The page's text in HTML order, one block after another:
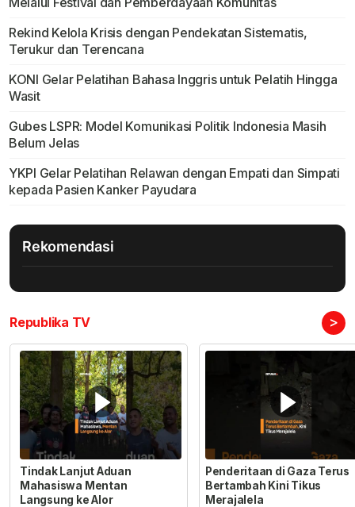
Rekind Kelola Krisis dengan Pendekatan Sistematis,
Terukur dan Terencana
KONI Gelar Pelatihan Bahasa Inggris untuk Pelatih Hingga
Wasit
Gubes LSPR: Model Komunikasi Politik Indonesia Masih
Belum Jelas
YKPI Gelar Pelatihan Relawan dengan Empati dan Simpati
kepada Pasien Kanker Payudara
Rekomendasi
Republika TV >
Tindak Lanjut Aduan
Mahasiswa Mentan
Langsung ke Alor
Penderitaan di Gaza Terus
Bertambah Kini Tikus
Merajalela